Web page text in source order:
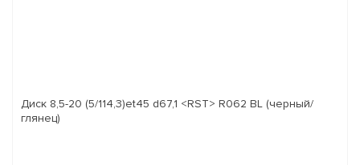
Диск 8,5-20 (5/114,3)et45 d67,1 <RST> R062 BL (черный/
глянец)